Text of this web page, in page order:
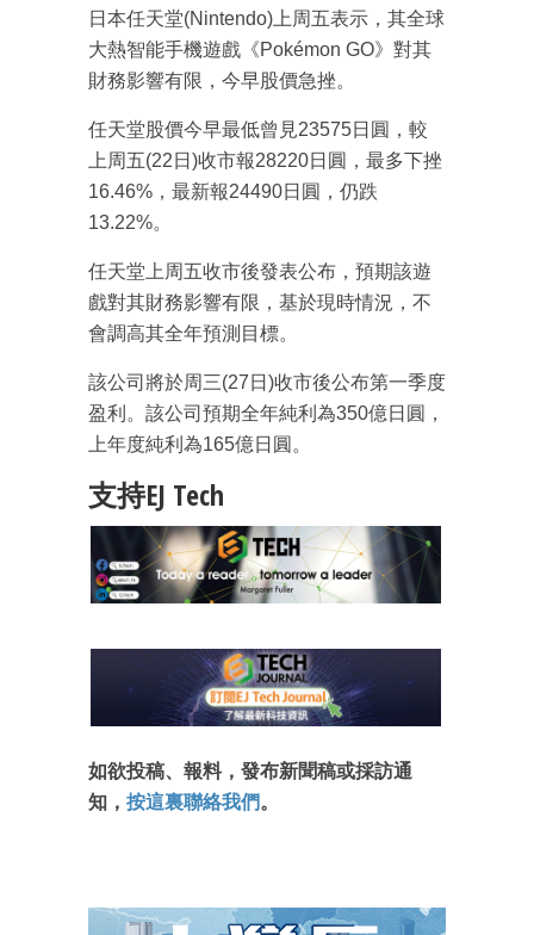
日本任天堂(Nintendo)上周五表示，其全球
大熱智能手機遊戲《Pokémon GO》對其
財務影響有限，今早股價急挫。
任天堂股價今早最低曾見23575日圓，較
上周五(22日)收市報28220日圓，最多下挫
16.46%，最新報24490日圓，仍跌
13.22%。
任天堂上周五收市後發表公布，預期該遊
戲對其財務影響有限，基於現時情況，不
會調高其全年預測目標。
該公司將於周三(27日)收市後公布第一季度
盈利。該公司預期全年純利為350億日圓，
上年度純利為165億日圓。
支持EJ Tech
如欲投稿、報料，發布新聞稿或採訪通
知， 按這裏聯絡我們。
成為 EJ Tech 會員